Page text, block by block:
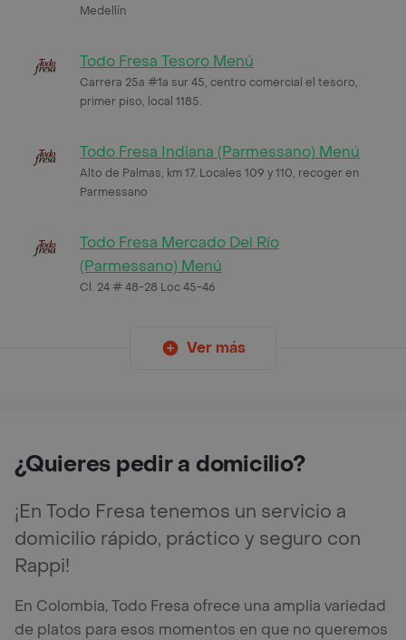
Medellín
Todo Fresa Tesoro Menú
Carrera 25a #1a sur 45, centro comercial el tesoro,
primer piso, local 1185.
Todo Fresa Indiana (Parmessano) Menú
Alto de Palmas, km 17. Locales 109 y 110, recoger en
Parmessano
Todo Fresa Mercado Del Río
(Parmessano) Menú
Cl. 24 # 48-28 Loc 45-46
Ver más
¿Quieres pedir a domicilio?
¡En Todo Fresa tenemos un servicio a
domicilio rápido, práctico y seguro con
Rappi!
En Colombia, Todo Fresa ofrece una amplia variedad
de platos para esos momentos en que no queremos